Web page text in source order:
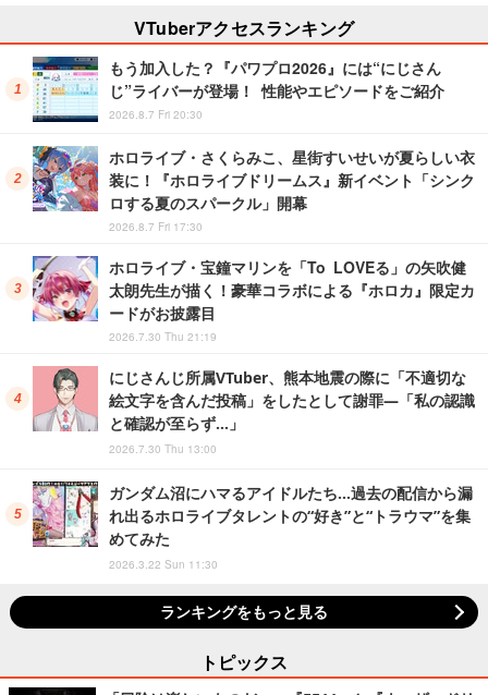
VTuberアクセスランキング
もう加入した？『パワプロ2026』には“にじさん
じ”ライバーが登場！ 性能やエピソードをご紹介
2026.8.7 Fri 20:30
ホロライブ・さくらみこ、星街すいせいが夏らしい衣
装に！『ホロライブドリームス』新イベント「シンク
ロする夏のスパークル」開幕
2026.8.7 Fri 17:30
ホロライブ・宝鐘マリンを「To LOVEる」の矢吹健
太朗先生が描く！豪華コラボによる『ホロカ』限定カ
ードがお披露目
2026.7.30 Thu 21:19
にじさんじ所属VTuber、熊本地震の際に「不適切な
絵文字を含んだ投稿」をしたとして謝罪―「私の認識
と確認が至らず…」
2026.7.30 Thu 13:00
ガンダム沼にハマるアイドルたち…過去の配信から漏
れ出るホロライブタレントの“好き”と“トラウマ”を集
めてみた
2026.3.22 Sun 11:30
ランキングをもっと見る
トピックス